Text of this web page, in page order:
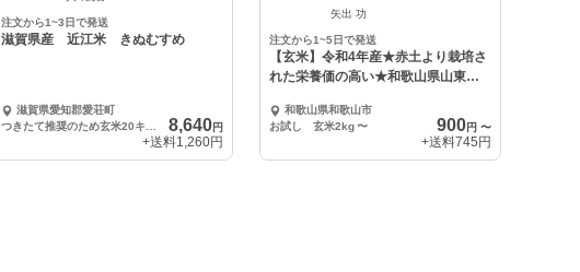
注文から1~3日で発送
滋賀県産 近江米 きぬむすめ
滋賀県愛知郡愛荘町
8,640円
+送料1,260円
矢出 功
注文から1~5日で発送
【玄米】令和4年産★赤土より栽培さ
れた栄養価の高い★和歌山県山東産
和歌山県和歌山市
お試し 玄米2kg〜 900円 〜
+送料745円